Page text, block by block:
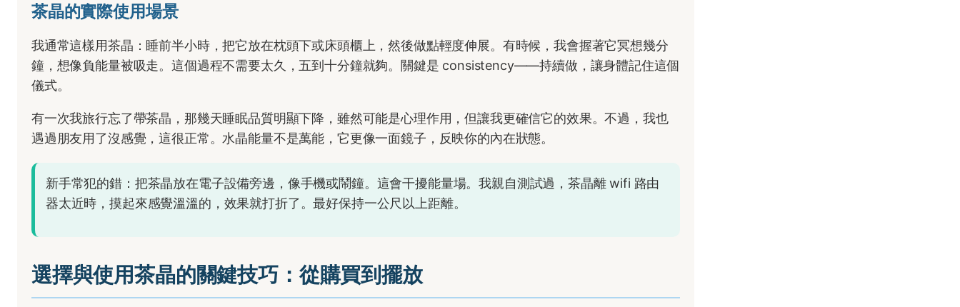
茶晶的實際使用場景
我通常這樣用茶晶：睡前半小時，把它放在枕頭下或床頭櫃上，然後做點輕度伸展。有時候，我會握著它冥想幾分
鐘，想像負能量被吸走。這個過程不需要太久，五到十分鐘就夠。關鍵是 consistency——持續做，讓身體記住這個
儀式。
有一次我旅行忘了帶茶晶，那幾天睡眠品質明顯下降，雖然可能是心理作用，但讓我更確信它的效果。不過，我也
遇過朋友用了沒感覺，這很正常。水晶能量不是萬能，它更像一面鏡子，反映你的內在狀態。
新手常犯的錯：把茶晶放在電子設備旁邊，像手機或鬧鐘。這會干擾能量場。我親自測試過，茶晶離 wifi 路由
器太近時，摸起來感覺溫溫的，效果就打折了。最好保持一公尺以上距離。
選擇與使用茶晶的關鍵技巧：從購買到擺放